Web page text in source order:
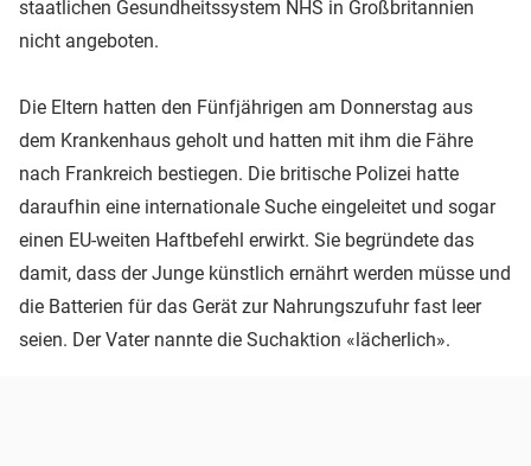
staatlichen Gesundheitssystem NHS in Großbritannien
nicht angeboten.
Die Eltern hatten den Fünfjährigen am Donnerstag aus
dem Krankenhaus geholt und hatten mit ihm die Fähre
nach Frankreich bestiegen. Die britische Polizei hatte
daraufhin eine internationale Suche eingeleitet und sogar
einen EU-weiten Haftbefehl erwirkt. Sie begründete das
damit, dass der Junge künstlich ernährt werden müsse und
die Batterien für das Gerät zur Nahrungszufuhr fast leer
seien. Der Vater nannte die Suchaktion «lächerlich».